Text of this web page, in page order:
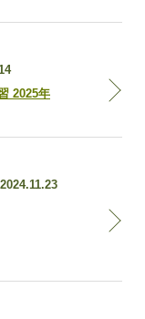
2025年
2024.11.23